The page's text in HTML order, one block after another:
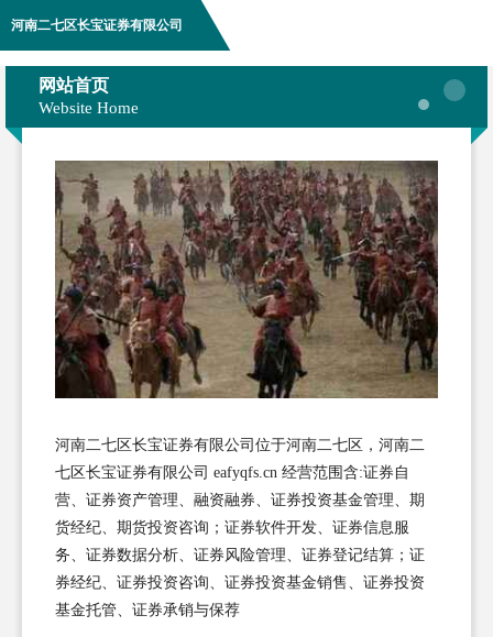
河南二七区长宝证券有限公司
网站首页
Website Home
河南二七区长宝证券有限公司位于河南二七区，河南二
七区长宝证券有限公司 eafyqfs.cn 经营范围含:证券自
营、证券资产管理、融资融券、证券投资基金管理、期
货经纪、期货投资咨询；证券软件开发、证券信息服
务、证券数据分析、证券风险管理、证券登记结算；证
券经纪、证券投资咨询、证券投资基金销售、证券投资
基金托管、证券承销与保荐